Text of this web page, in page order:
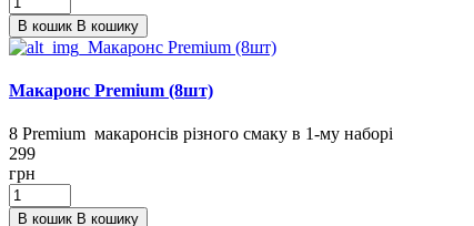
В кошик В кошику
Макаронс Premium (8шт)
8 Premium макаронcів різного смаку в 1-му наборі
299
грн
В кошик В кошику